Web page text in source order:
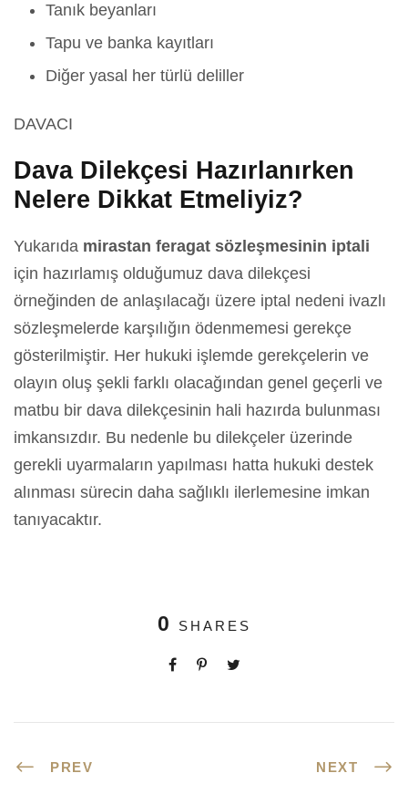
Tanık beyanları
Tapu ve banka kayıtları
Diğer yasal her türlü deliller
DAVACI
Dava Dilekçesi Hazırlanırken
Nelere Dikkat Etmeliyiz?
Yukarıda mirastan feragat sözleşmesinin iptali
için hazırlamış olduğumuz dava dilekçesi
örneğinden de anlaşılacağı üzere iptal nedeni ivazlı
sözleşmelerde karşılığın ödenmemesi gerekçe
gösterilmiştir. Her hukuki işlemde gerekçelerin ve
olayın oluş şekli farklı olacağından genel geçerli ve
matbu bir dava dilekçesinin hali hazırda bulunması
imkansızdır. Bu nedenle bu dilekçeler üzerinde
gerekli uyarmaların yapılması hatta hukuki destek
alınması sürecin daha sağlıklı ilerlemesine imkan
tanıyacaktır.
0 SHARES
PREV NEXT